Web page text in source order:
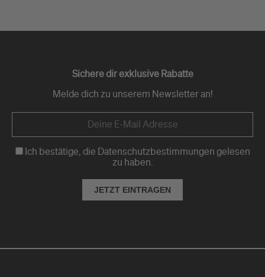
Sichere dir exklusive Rabatte
Melde dich zu unserem Newsletter an!
Ich bestätige, die Datenschutzbestimmungen gelesen
zu haben.
JETZT EINTRAGEN